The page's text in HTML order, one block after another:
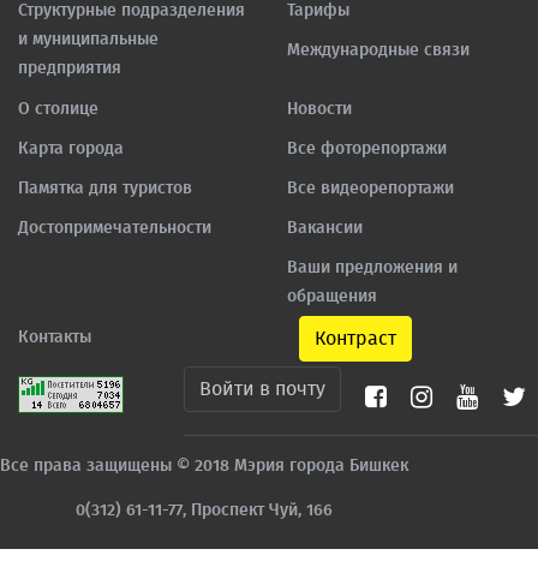
Структурные подразделения
и муниципальные
предприятия
Тарифы
Международные связи
О столице
Карта города
Памятка для туристов
Достопримечательности
Новости
Все фоторепортажи
Все видеорепортажи
Вакансии
Ваши предложения и
обращения
Контакты Контраст
Войти в почту
Все права защищены © 2018 Мэрия города Бишкек
0(312) 61-11-77, Проспект Чуй, 166